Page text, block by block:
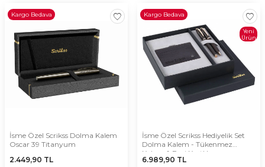
Kargo Bedava
İsme Özel Scrikss Dolma Kalem
Oscar 39 Titanyum
2.449,90 TL
Kargo Bedava
Yeni
Ürün
İsme Özel Scrikss Hediyelik Set
Dolma Kalem - Tükenmez
Kalem & Deri Kartlık
6.989,90 TL